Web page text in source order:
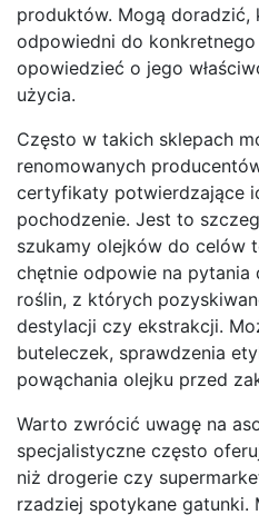
produktów. Mogą doradzić,
odpowiedni do
opowiedzieć o jego
użycia.
Często w takich sklepach
renomowanych
certyfikaty potwierdzające
pochodzenie. Jest to
szukamy olejków do celów
chętnie odpowie na
roślin, z których
destylacji czy ekstrakcji.
buteleczek, sprawdzenia
powąchania olejku przed
Warto zwrócić uwagę na
specjalistyczne często
niż drogerie czy
rzadziej spotykane gatunki.